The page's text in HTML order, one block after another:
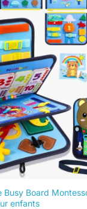
Busy Board
enfants